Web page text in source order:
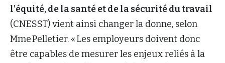
l’équité, de la santé et de la sécurité du travail
(CNESST) vient ainsi changer la donne, selon
Mme Pelletier. « Les employeurs doivent donc
être capables de mesurer les enjeux reliés à la